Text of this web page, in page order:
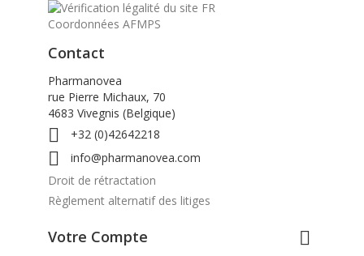
Coordonnées AFMPS
Contact
Pharmanovea
rue Pierre Michaux, 70
4683 Vivegnis (Belgique)
 +32 (0)42642218

info@pharmanovea.com
Droit de rétractation
Règlement alternatif des litiges
Votre Compte 